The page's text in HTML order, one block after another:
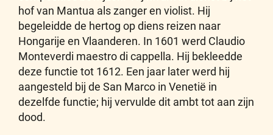
hof van Mantua als zanger en violist. Hij
begeleidde de hertog op diens reizen naar
Hongarije en Vlaanderen. In 1601 werd Claudio
Monteverdi maestro di cappella. Hij bekleedde
deze functie tot 1612. Een jaar later werd hij
aangesteld bij de San Marco in Venetië in
dezelfde functie; hij vervulde dit ambt tot aan zijn
dood.